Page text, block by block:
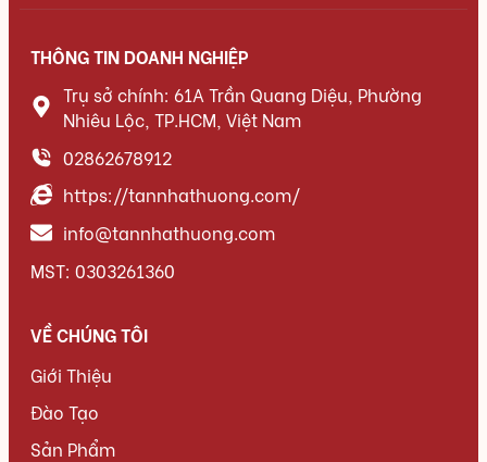
THÔNG TIN DOANH NGHIỆP
Trụ sở chính: 61A Trần Quang Diệu, Phường
Nhiêu Lộc, TP.HCM, Việt Nam
02862678912
https://tannhathuong.com/
info@tannhathuong.com
MST: 0303261360
VỀ CHÚNG TÔI
Giới Thiệu
Đào Tạo
Sản Phẩm